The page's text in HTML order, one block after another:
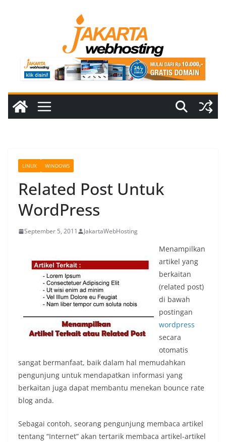
LINUX WINDOWS
Related Post Untuk
WordPress
September 5, 2011 JakartaWebHosting
Menampilkan
artikel yang
berkaitan
(related post)
di bawah
postingan
wordpress
secara
otomatis
sangat bermanfaat, baik dalam hal memudahkan
pengunjung untuk mendapatkan informasi yang
berkaitan juga dapat membantu menekan bounce rate
blog anda.
Sebagai contoh, seorang pengunjung membaca artikel
tentang “Internet” akan tertarik membaca artikel-artikel